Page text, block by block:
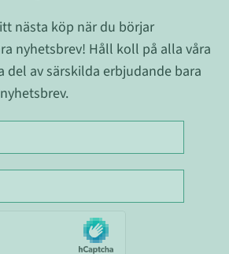
nästa köp när du börjar
nyhetsbrev! Håll koll på alla våra
del av särskilda erbjudande bara